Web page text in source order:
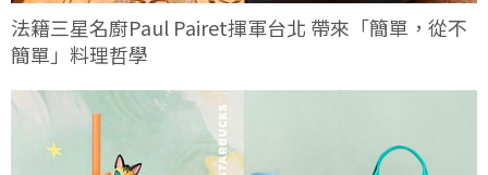
法籍三星名廚Paul Pairet揮軍台北 帶來「簡單，從不
簡單」料理哲學